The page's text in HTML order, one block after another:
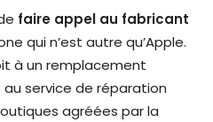
faire appel au fabricant
qui n’est autre qu’Apple.
à un remplacement
service de réparation
agréées par la